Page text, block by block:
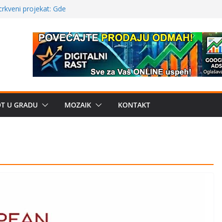
i sekularne
traženije Španija,
U GRADU MOZAIK KONTAKT